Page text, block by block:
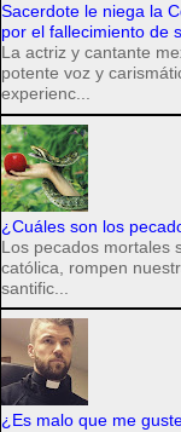
Sacerdote le niega la
por el fallecimiento de
La actriz y cantante
potente voz y
experienc...
¿Cuáles son los
Los pecados mortales
católica, rompen
santific...
¿Es malo que me